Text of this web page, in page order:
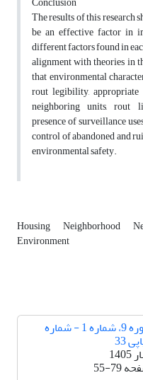
The results of this research
be an effective factor in
different factors found in
alignment with theories in
that environmental
rout legibility,
neighboring units, rout
presence of surveillance
control of abandoned and
environmental safety.
Housing Neighborhood
Environment
دوره 9، شماره 1 - شماره
33
55-79